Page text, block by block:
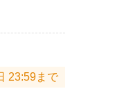
23:59まで